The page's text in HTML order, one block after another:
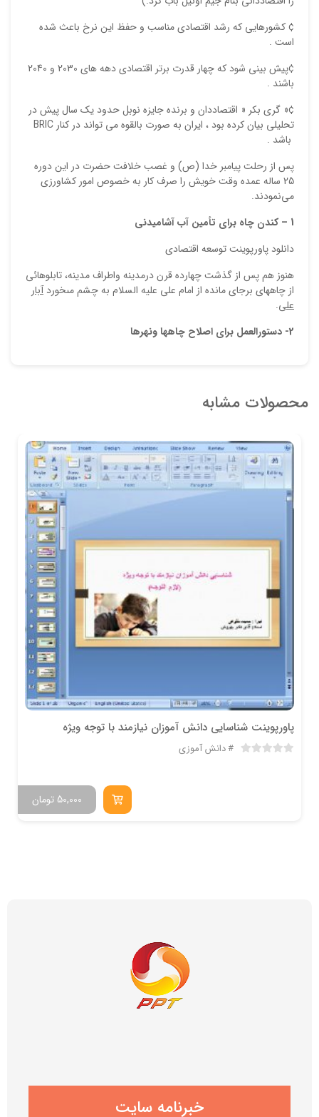
¢ کشورهایی که رشد اقتصادی مناسب و حفظ این نرخ باعث شده
است .
¢پیش بینی شود که چهار قدرت برتر اقتصادی دهه های 2030 و 2040
باشند .
¢« گری بکر « اقتصاددان و برنده جایزه نوبل حدود یک سال پیش در
تحلیلی بیان کرده بود ، ایران به صورت بالقوه می تواند در کنار BRIC
باشد .
پس از رحلت پیامبر خدا (ص) و غصب خلافت حضرت در این دوره
25 ساله عمده وقت خویش را صرف کار به خصوص امور کشاورزی
می‌نمودند.
1 – كندن چاه براى تأمين آب آشاميدنى
دانلود پاورپوینت توسعه اقتصادي
هنوز هم پس از گذشت چهارده قرن درمدينه واطراف مدينه، تابلوهائى
از چاه‏هاى برجاى مانده از امام على عليه السلام به چشم مى‏خوردآبار
على.
2- دستورالعمل براى اصلاح چاه‏ها ونهرها
محصولات مشابه
پاورپوینت شناسایی دانش آموزان نیازمند با توجه ویژه
دانش آموزی
تومان 50,000
خبرنامه سایت